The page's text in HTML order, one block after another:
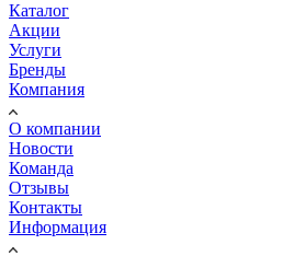
Каталог
Акции
Услуги
Бренды
Компания
О компании
Новости
Команда
Отзывы
Контакты
Информация